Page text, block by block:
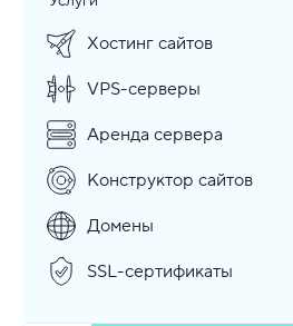
Хостинг сайтов
VPS-серверы
Аренда сервера
Конструктор сайтов
Домены
SSL-сертификаты